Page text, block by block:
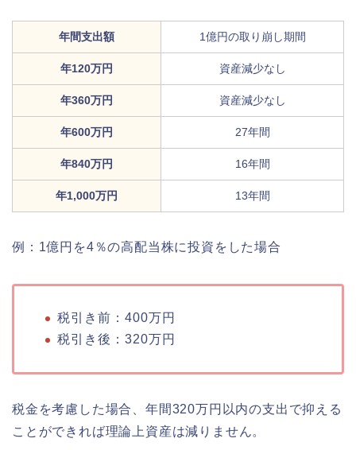
年間支出額 1億円の取り崩し期間
年120万円 資産減少なし
年360万円 資産減少なし
年600万円 27年間
年840万円 16年間
年1,000万円 13年間
例：1億円を4％の高配当株に投資をした場合
税引き前：400万円
税引き後：320万円
税金を考慮した場合、年間320万円以内の支出で抑える
ことができれば理論上資産は減りません。